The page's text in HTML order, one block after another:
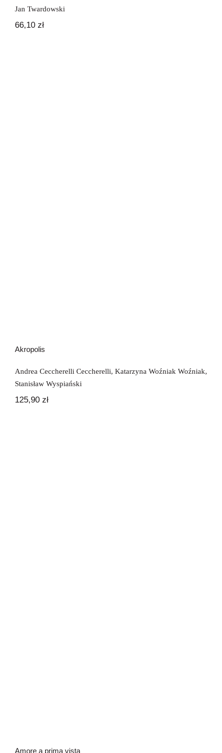
Jan Twardowski
66,10 zł
Akropolis
Andrea Ceccherelli Ceccherelli, Katarzyna Woźniak Woźniak,
Stanisław Wyspiański
125,90 zł
Amore a prima vista